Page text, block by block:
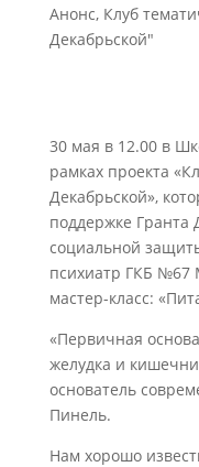
Анонс, Клуб
Декабрьской"
30 мая в 12.00 в
рамках проекта
Декабрьской»,
поддержке Гранта
социальной
психиатр ГКБ №67
мастер-класс:
«Первичная
желудка и
основатель
Пинель.
Нам хорошо